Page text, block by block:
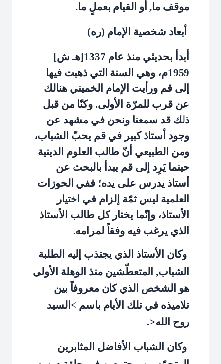
موقف ما, أو القيام بعملٍ ما.
أبعاد شخصية الإمام (ره)
أبدأ بحديثي منذ عام 1337[هـ ش]
1959م، وهي السنة التي ذهبت فيها
إلى قم ورأيت الإمام الخميني هنالك
عن قرب للمرّة الأولى. وكنّا من قبل
ذلك قد سمعنا ونحن في مشهد عن
وجود أستاذ كبير في قم يحبّ الشباب،
ومن الطبيعي أنّ طالب العلوم الدينية
حينما يَرِد إلى قم يبدأ بالبحث عن
أستاذ يدرس على يده؛ ففي الحوزات
العلمية ليس ثمّة إلزام في اختيار
الأستاذ، وإنّما يختار كل طالب الأستاذ
الذي يرغب فيه وفقاً لمرامه.
وكان الأستاذ الذي يجتذب إليه الطلبة
الشباب, المتعطّشين منذ الوهلة الأولى
هو الشخص الذي كان معروفاً بين
تلاميذه في تلك الأيام باسم >السيد
روح الله<.
وكان الشباب الأفاضل المثابرين